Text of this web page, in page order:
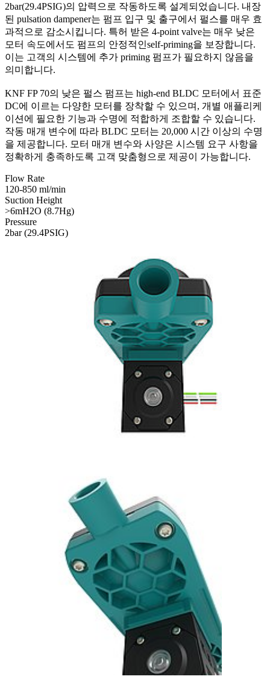
2bar(29.4PSIG)의 압력으로 작동하도록 설계되었습니다. 내장
된 pulsation dampener는 펌프 입구 및 출구에서 펄스를 매우 효
과적으로 감소시킵니다. 특허 받은 4-point valve는 매우 낮은
모터 속도에서도 펌프의 안정적인self-priming을 보장합니다.
이는 고객의 시스템에 추가 priming 펌프가 필요하지 않음을
의미합니다.
KNF FP 70의 낮은 펄스 펌프는 high-end BLDC 모터에서 표준
DC에 이르는 다양한 모터를 장착할 수 있으며, 개별 애플리케
이션에 필요한 기능과 수명에 적합하게 조합할 수 있습니다.
작동 매개 변수에 따라 BLDC 모터는 20,000 시간 이상의 수명
을 제공합니다. 모터 매개 변수와 사양은 시스템 요구 사항을
정확하게 충족하도록 고객 맞춤형으로 제공이 가능합니다.
Flow Rate
120-850 ml/min
Suction Height
>6mH2O (8.7Hg)
Pressure
2bar (29.4PSIG)